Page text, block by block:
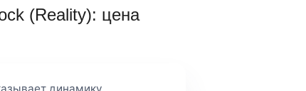
(Reality): цена